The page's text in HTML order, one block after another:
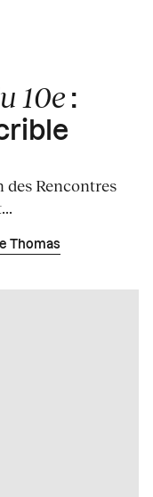
10e :
des Rencontres
Thomas